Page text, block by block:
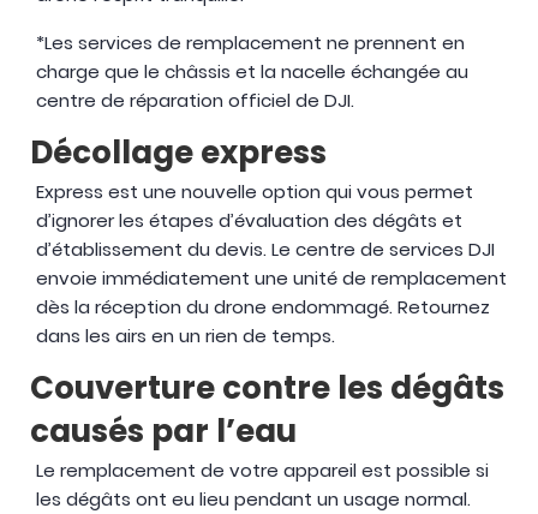
*Les services de remplacement ne prennent en
charge que le châssis et la nacelle échangée au
centre de réparation officiel de DJI.
Décollage express
Express est une nouvelle option qui vous permet
d’ignorer les étapes d’évaluation des dégâts et
d’établissement du devis. Le centre de services DJI
envoie immédiatement une unité de remplacement
dès la réception du drone endommagé. Retournez
dans les airs en un rien de temps.
Couverture contre les dégâts
causés par l’eau
Le remplacement de votre appareil est possible si
les dégâts ont eu lieu pendant un usage normal.